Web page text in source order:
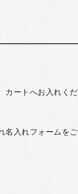
カートへお入れくだ
名入れフォームをご